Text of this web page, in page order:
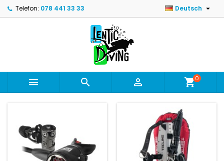
Telefon: 078 441 33 33 Deutsch 
   shopping_cart0